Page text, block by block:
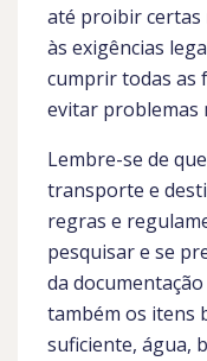
até proibir certas
às exigências
cumprir todas as
evitar problemas
Lembre-se de
transporte e
regras e
pesquisar e se
da
também os itens
suficiente, água,